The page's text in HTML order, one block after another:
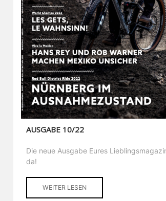
AUSGABE 10/22
Die neue Ausgabe Eures
da!
WEITER LESEN